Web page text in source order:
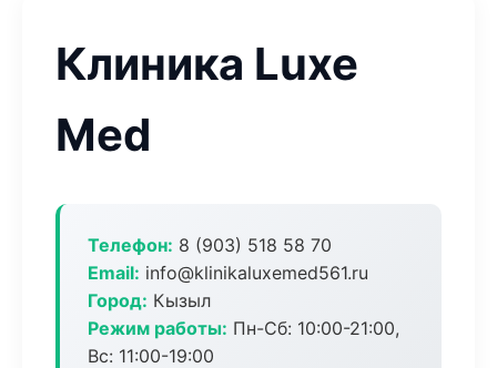
Клиника Luxe
Med
Телефон: 8 (903) 518 58 70
Email: info@klinikaluxemed561.ru
Город: Кызыл
Режим работы: Пн-Сб: 10:00-21:00,
Вс: 11:00-19:00